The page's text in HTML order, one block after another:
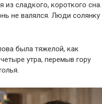
сладкого, короткого сна.
не валялся. Люди солянку
была тяжелой, как
утра, перемыв гору